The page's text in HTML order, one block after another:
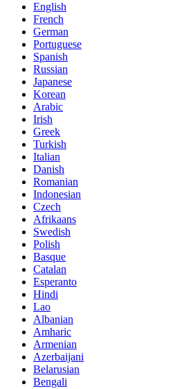
English
French
German
Portuguese
Spanish
Russian
Japanese
Korean
Arabic
Irish
Greek
Turkish
Italian
Danish
Romanian
Indonesian
Czech
Afrikaans
Swedish
Polish
Basque
Catalan
Esperanto
Hindi
Lao
Albanian
Amharic
Armenian
Azerbaijani
Belarusian
Bengali